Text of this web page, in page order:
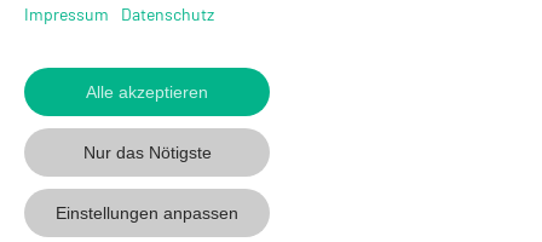
+ 41 43 255 55 55
www.gyso.ch
GYSO
auf
Youtube
GYSO
auf
folgen
Gyso
auf
Linkedin
folgen
Impressum
Datenschutz
Alle akzeptieren
Nur das Nötigste
Einstellungen anpassen